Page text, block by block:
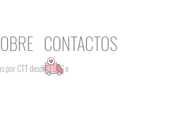
CONTACTOS
por CTT desde 3.51€ e